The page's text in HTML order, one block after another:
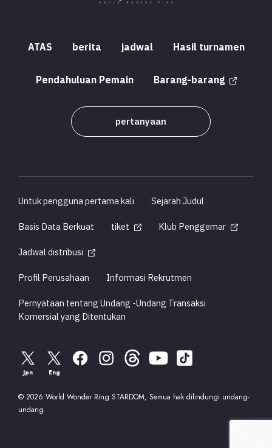
ATAS berita jadwal Hasil turnamen
Pendahuluan Pemain Barang-barang
pertanyaan
Untuk pengguna pertama kali
Sejarah Judul
Basis Data Berkuat
tiket
Klub Penggemar
Jadwal distribusi
Profil Perusahaan
Informasi Rekrutmen
Pernyataan tentang Undang -Undang Transaksi
Komersial yang Ditentukan
Jpn Eng
© 2026 World Wonder Ring STARDOM, Semua hak dilindungi undang-
undang.